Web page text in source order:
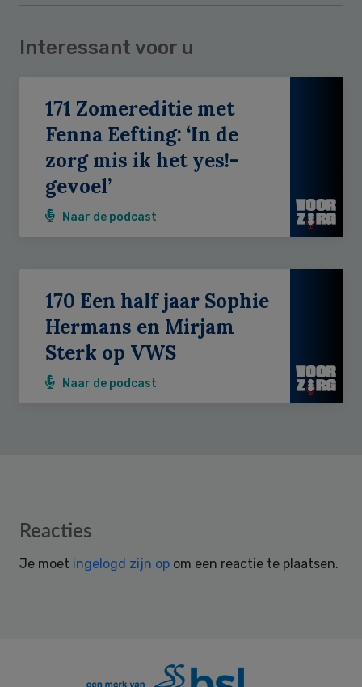
Interessant voor u
171 Zomereditie met
Fenna Eefting: ‘In de
zorg mis ik het yes!-
gevoel’
Naar de podcast
170 Een half jaar Sophie
Hermans en Mirjam
Sterk op VWS
Naar de podcast
Reader
Reacties
Je moet ingelogd zijn op om een reactie te plaatsen.